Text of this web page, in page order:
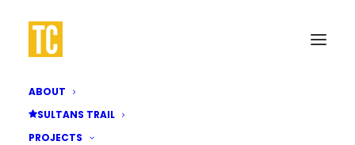
ABOUT
SULTANS TRAIL
PROJECTS